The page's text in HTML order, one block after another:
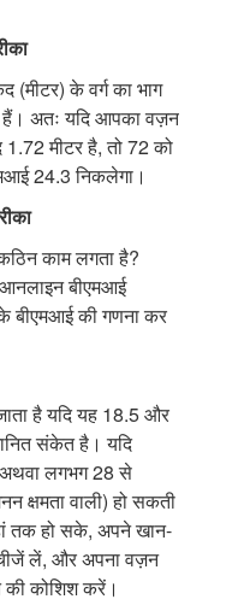
के वर्ग का भाग
अतः यदि आपका वज़न
मीटर है, तो 72 को
24.3 निकलेगा।
काम लगता है?
बीएमआई
की गणना कर
है यदि यह 18.5 और
संकेत है। यदि
लगभग 28 से
क्षमता वाली) हो सकती
तक हो सके, अपने खान-
चीजें लें, और अपना वज़न
की कोशिश करें।